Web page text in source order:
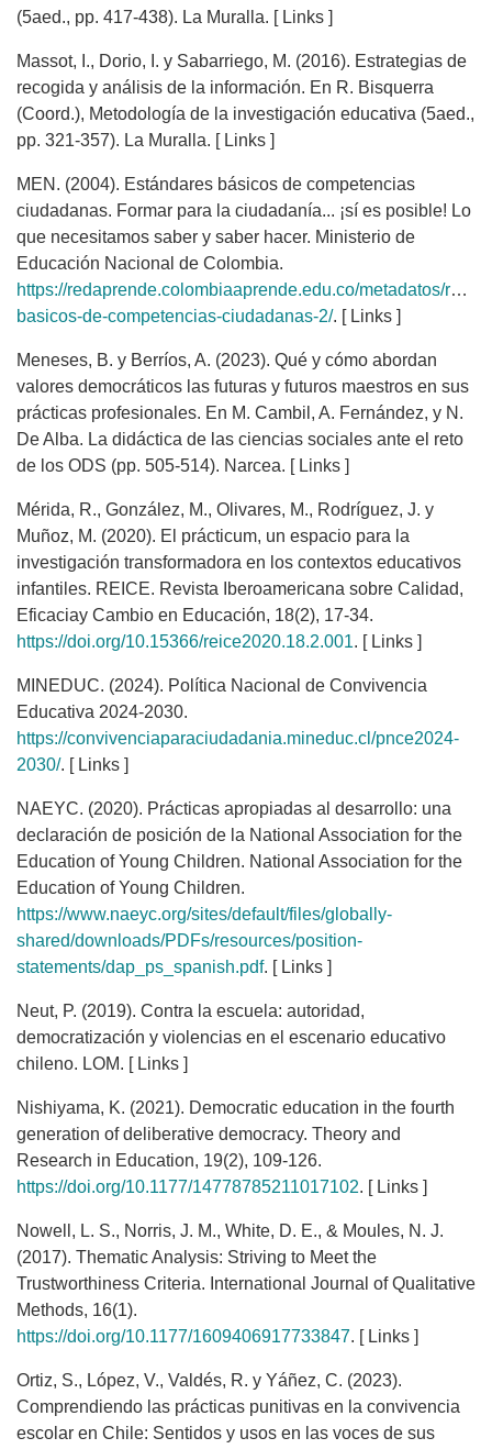
(5aed., pp. 417-438). La Muralla. [ Links ]
Massot, I., Dorio, I. y Sabarriego, M. (2016). Estrategias de
recogida y análisis de la información. En R. Bisquerra
(Coord.), Metodología de la investigación educativa (5aed.,
pp. 321-357). La Muralla. [ Links ]
MEN. (2004). Estándares básicos de competencias
ciudadanas. Formar para la ciudadanía... ¡sí es posible! Lo
que necesitamos saber y saber hacer. Ministerio de
Educación Nacional de Colombia.
https://redaprende.colombiaaprende.edu.co/metadatos/
basicos-de-competencias-ciudadanas-2/. [ Links ]
Meneses, B. y Berríos, A. (2023). Qué y cómo abordan
valores democráticos las futuras y futuros maestros en sus
prácticas profesionales. En M. Cambil, A. Fernández, y N.
De Alba. La didáctica de las ciencias sociales ante el reto
de los ODS (pp. 505-514). Narcea. [ Links ]
Mérida, R., González, M., Olivares, M., Rodríguez, J. y
Muñoz, M. (2020). El prácticum, un espacio para la
investigación transformadora en los contextos educativos
infantiles. REICE. Revista Iberoamericana sobre Calidad,
Eficaciay Cambio en Educación, 18(2), 17-34.
https://doi.org/10.15366/reice2020.18.2.001. [ Links ]
MINEDUC. (2024). Política Nacional de Convivencia
Educativa 2024-2030.
https://convivenciaparaciudadania.mineduc.cl/pnce2024-
2030/. [ Links ]
NAEYC. (2020). Prácticas apropiadas al desarrollo: una
declaración de posición de la National Association for the
Education of Young Children. National Association for the
Education of Young Children.
https://www.naeyc.org/sites/default/files/globally-
shared/downloads/PDFs/resources/position-
statements/dap_ps_spanish.pdf. [ Links ]
Neut, P. (2019). Contra la escuela: autoridad,
democratización y violencias en el escenario educativo
chileno. LOM. [ Links ]
Nishiyama, K. (2021). Democratic education in the fourth
generation of deliberative democracy. Theory and
Research in Education, 19(2), 109-126.
https://doi.org/10.1177/14778785211017102. [ Links ]
Nowell, L. S., Norris, J. M., White, D. E., & Moules, N. J.
(2017). Thematic Analysis: Striving to Meet the
Trustworthiness Criteria. International Journal of Qualitative
Methods, 16(1).
https://doi.org/10.1177/1609406917733847. [ Links ]
Ortiz, S., López, V., Valdés, R. y Yáñez, C. (2023).
Comprendiendo las prácticas punitivas en la convivencia
escolar en Chile: Sentidos y usos en las voces de sus